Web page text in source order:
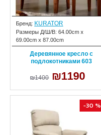
Бренд: KURATOR
Размеры Д/Ш/В: 64.00cm x
69.00cm x 87.00cm
Деревянное кресло с
подлокотниками 603
₪1400 ₪1190
-30 %